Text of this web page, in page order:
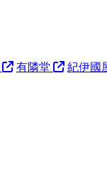
有隣堂 紀伊國